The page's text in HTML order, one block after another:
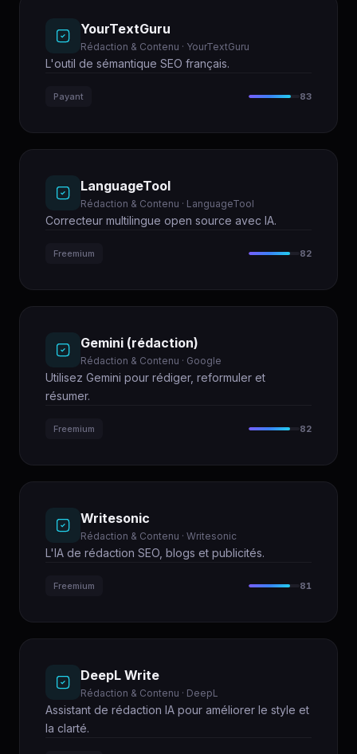
YourTextGuru
Rédaction & Contenu · YourTextGuru
L'outil de sémantique SEO français.
Payant 83
LanguageTool
Rédaction & Contenu · LanguageTool
Correcteur multilingue open source avec IA.
Freemium 82
Gemini (rédaction)
Rédaction & Contenu · Google
Utilisez Gemini pour rédiger, reformuler et
résumer.
Freemium 82
Writesonic
Rédaction & Contenu · Writesonic
L'IA de rédaction SEO, blogs et publicités.
Freemium 81
DeepL Write
Rédaction & Contenu · DeepL
Assistant de rédaction IA pour améliorer le style et
la clarté.